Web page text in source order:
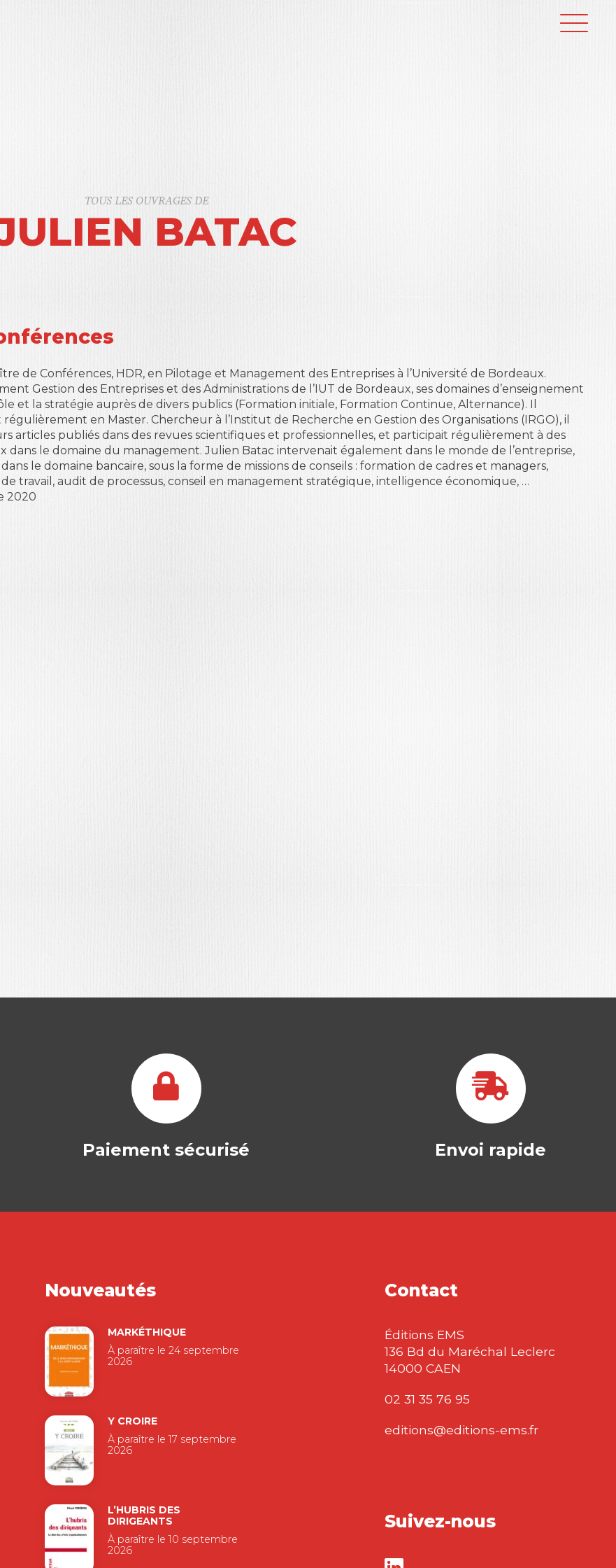
TOUS LES OUVRAGES DE
BATAC
de Conférences, HDR, en Pilotage et Management des Entreprises à l’Université de Bordeaux.
Gestion des Entreprises et des Administrations de l’IUT de Bordeaux, ses domaines d’enseignement
et la stratégie auprès de divers publics (Formation initiale, Formation Continue, Alternance). Il
en Master. Chercheur à l’Institut de Recherche en Gestion des Organisations (IRGO), il
articles publiés dans des revues scientifiques et professionnelles, et participait régulièrement à des
dans le domaine du management. Julien Batac intervenait également dans le monde de l’entreprise,
le domaine bancaire, sous la forme de missions de conseils : formation de cadres et managers,
travail, audit de processus, conseil en management stratégique, intelligence économique, …
2020
Paiement sécurisé Envoi rapide
Nouveautés
MARKÉTHIQUE
À paraître le 24 septembre
2026
Y CROIRE
À paraître le 17 septembre
2026
L’HUBRIS DES
DIRIGEANTS
À paraître le 10 septembre
2026
Contact
Éditions EMS
136 Bd du Maréchal Leclerc
14000 CAEN
02 31 35 76 95
editions@editions-ems.fr
Suivez-nous